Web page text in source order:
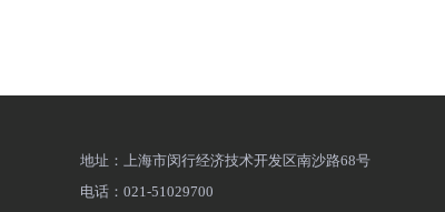
地址：上海市闵行经济技术开发区南沙路68号
电话：021-51029700